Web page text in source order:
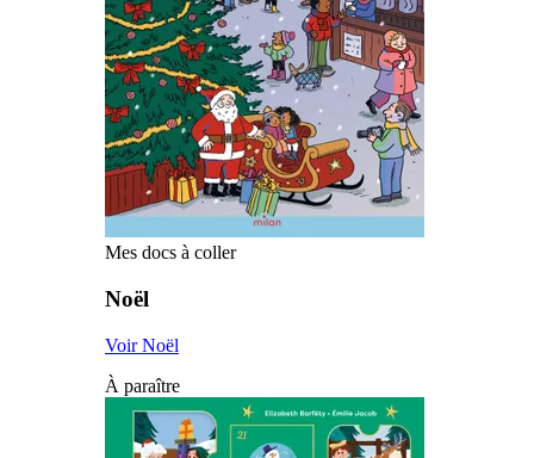
Mes docs à coller
Noël
Voir Noël
À paraître